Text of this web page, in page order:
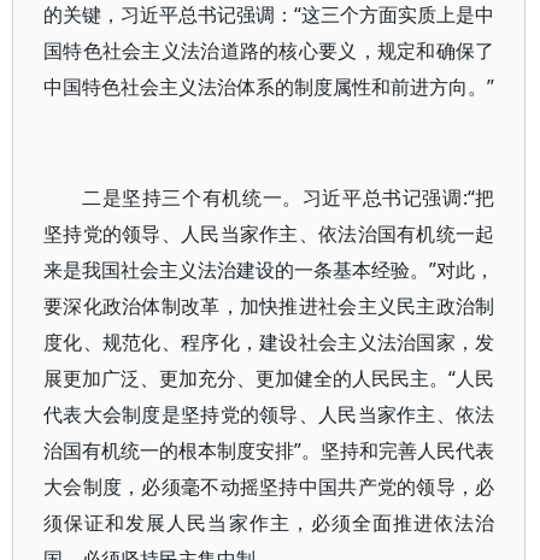
的关键，习近平总书记强调：“这三个方面实质上是中
国特色社会主义法治道路的核心要义，规定和确保了
中国特色社会主义法治体系的制度属性和前进方向。”
二是坚持三个有机统一。习近平总书记强调:“把
坚持党的领导、人民当家作主、依法治国有机统一起
来是我国社会主义法治建设的一条基本经验。”对此，
要深化政治体制改革，加快推进社会主义民主政治制
度化、规范化、程序化，建设社会主义法治国家，发
展更加广泛、更加充分、更加健全的人民民主。“人民
代表大会制度是坚持党的领导、人民当家作主、依法
治国有机统一的根本制度安排”。坚持和完善人民代表
大会制度，必须毫不动摇坚持中国共产党的领导，必
须保证和发展人民当家作主，必须全面推进依法治